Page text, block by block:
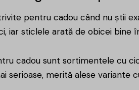
pentru cadou când nu știi
iar sticlele arată de obicei
cadou sunt sortimentele cu
serioase, merită alese variante